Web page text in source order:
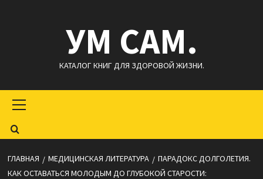
УМ САМ.
КАТАЛОГ КНИГ ДЛЯ ЗДОРОВОЙ ЖИЗНИ.
меню
ГЛАВНАЯ МЕДИЦИНСКАЯ ЛИТЕРАТУРА
ПАРАДОКС ДОЛГОЛЕТИЯ.
КАК ОСТАВАТЬСЯ МОЛОДЫМ ДО ГЛУБОКОЙ СТАРОСТИ: